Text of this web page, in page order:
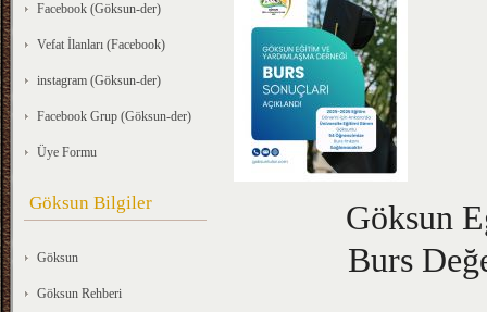
Facebook (Göksun-der)
Vefat İlanları (Facebook)
instagram (Göksun-der)
Facebook Grup (Göksun-der)
Üye Formu
Göksun Bilgiler
Göksun
Göksun Rehberi
Göksun
Burs